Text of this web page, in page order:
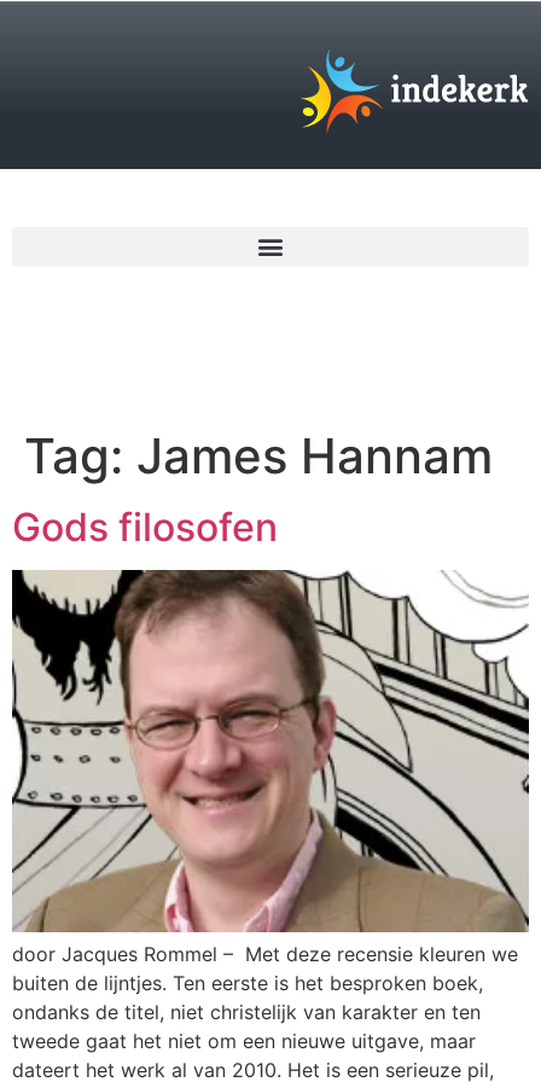
Tag: James Hannam
Gods filosofen
door Jacques Rommel – Met deze recensie kleuren we
buiten de lijntjes. Ten eerste is het besproken boek,
ondanks de titel, niet christelijk van karakter en ten
tweede gaat het niet om een nieuwe uitgave, maar
dateert het werk al van 2010. Het is een serieuze pil,